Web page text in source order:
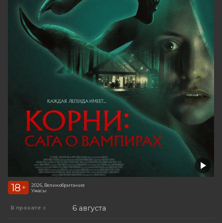
18 +
2026, Великобритания
Ужасы
В прокате с 6 августа